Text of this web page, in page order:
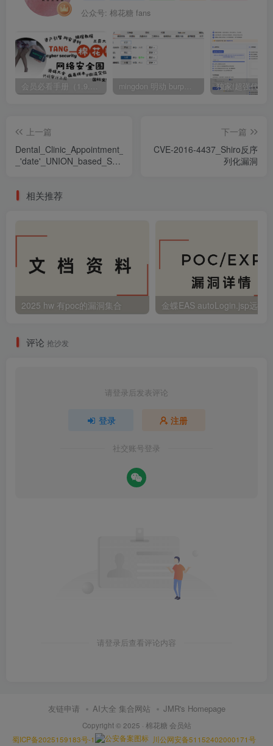
公众号: 棉花糖 fans
会员必看手册（1.9.0版本 26.4.5更新） mingdon 明动 burp插件0.2.6版本 本地时间校验去除版
上一篇
Dental_Clinic_Appointment_Reservation_System_1.0_-
_'date'_UNION_based_SQL
下一篇
CVE-2016-4437_Shiro反序
列化漏洞
相关推荐
2025 hw 有poc的漏洞集合
评论 抢沙发
请登录后发表评论
登录 注册
社交账号登录
请登录后查看评论内容
友链申请 AI大全 集合网站 JMR's Homepage
Copyright © 2025 · 棉花糖 会员站
蜀ICP备2025159183号-1
川公网安备51152402000171号